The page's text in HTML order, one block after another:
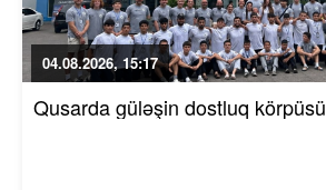
04.08.2026, 15:17
Qusarda güləşin dostluq körpüsü